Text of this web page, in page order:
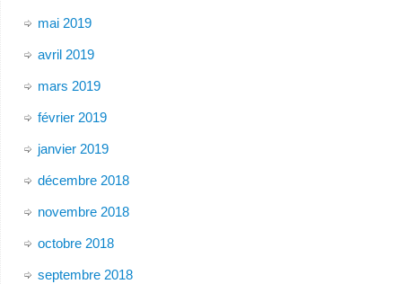
mai 2019
avril 2019
mars 2019
février 2019
janvier 2019
décembre 2018
novembre 2018
octobre 2018
septembre 2018